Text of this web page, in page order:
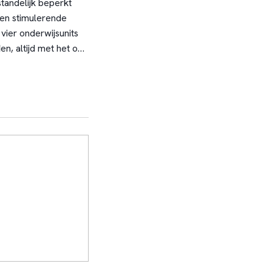
beperkt
stimulerende
onderwijsunits
altijd met het oog
om ons
kennis met je!